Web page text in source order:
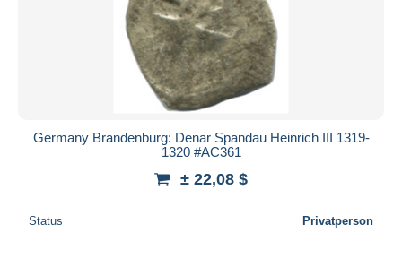
Germany Brandenburg: Denar Spandau Heinrich III 1319-
1320 #AC361
± 22,08 $
Status Privatperson